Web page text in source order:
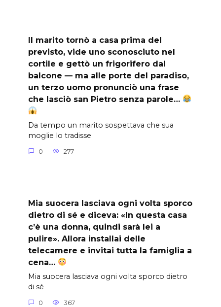
Il marito tornò a casa prima del
previsto, vide uno sconosciuto nel
cortile e gettò un frigorifero dal
balcone — ma alle porte del paradiso,
un terzo uomo pronunciò una frase
che lasciò san Pietro senza parole…
Da tempo un marito sospettava che sua
moglie lo tradisse
0 277
Mia suocera lasciava ogni volta sporco
dietro di sé e diceva: «In questa casa
c’è una donna, quindi sarà lei a
pulire». Allora installai delle
telecamere e invitai tutta la famiglia a
cena…
Mia suocera lasciava ogni volta sporco dietro
di sé
0 367